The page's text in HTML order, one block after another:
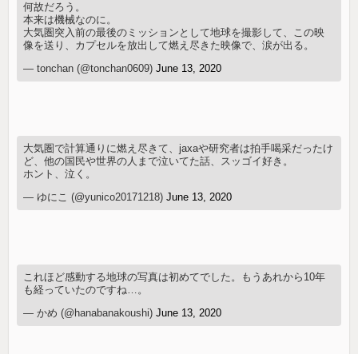
何故だろう。
本来は機械なのに。
大気圏突入前の最後のミッションとして地球を撮影して、この映
像を送り、カプセルを放出して燃え尽きた映像で、涙が出る。
— tonchan (@tonchan0609)June 13, 2020
大気圏で計算通りに燃え尽きて、jaxaや研究者は拍手喝采だったけ
ど、他の国民や世界の人まで泣いてた話、スッゴイ好き。
ホント、泣く。
— ゆにこ (@yunico20171218)June 13, 2020
これほど感動する地球の写真は初めてでした。もうあれから10年
も経っていたのですね…。
— かめ (@hanabanakoushi)June 13, 2020